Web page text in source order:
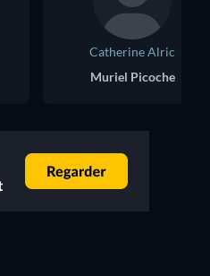
Catherine Alric
Muriel Picoche